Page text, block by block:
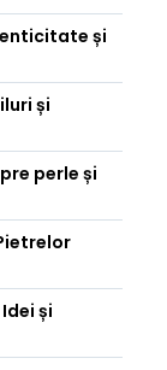
și
și
perle și
și